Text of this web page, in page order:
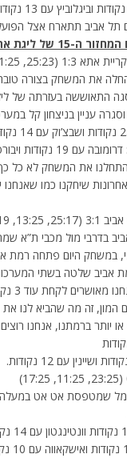
הצטיינו
תל אביב תתארח אצל
בכדורעף לנשים:
אתא שנמצאת במקום ה-9 החלה
התאוששה בעזרתה של
עניין בניצחון קל
עם 16 נקודות
את המשחק לא כל
שיחקנו כמו
בדרבי מול מכבי ת”א
במשחק היום פתחה רמת
שלטה בשתי המערכות
יותר ברמתנו, אנחנו
שמטפסת אט אט